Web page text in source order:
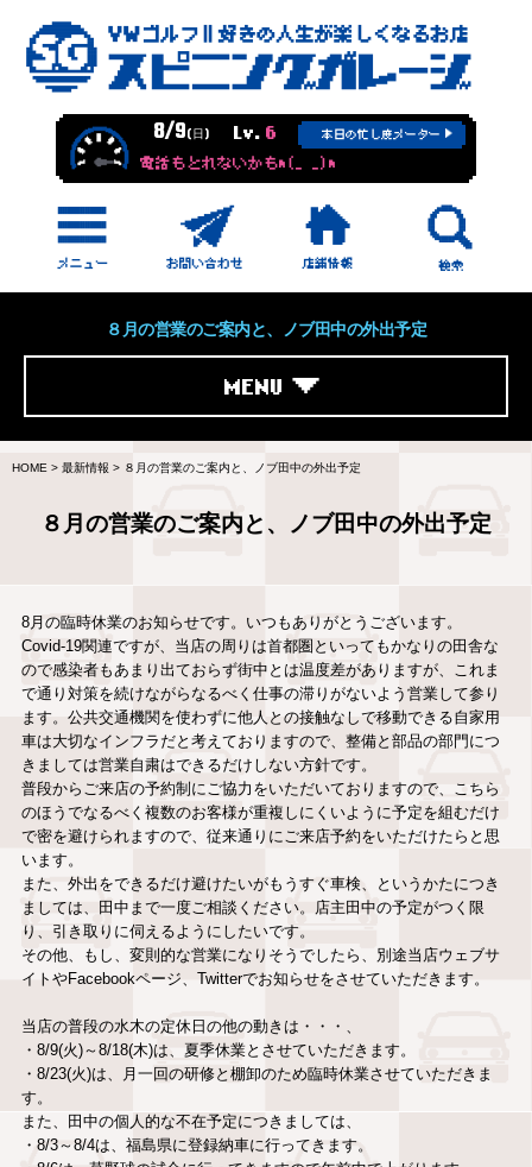
8/9(日) Lv. 6 本日の忙し度メーター
電話もとれないかもm(_ _)m
８月の営業のご案内と、ノブ田中の外出予定
MENU
HOME > 最新情報 > ８月の営業のご案内と、ノブ田中の外出予定
８月の営業のご案内と、ノブ田中の外出予定
8月の臨時休業のお知らせです。いつもありがとうございます。
Covid-19関連ですが、当店の周りは首都圏といってもかなりの田舎な
ので感染者もあまり出ておらず街中とは温度差がありますが、これま
で通り対策を続けながらなるべく仕事の滞りがないよう営業して参り
ます。公共交通機関を使わずに他人との接触なしで移動できる自家用
車は大切なインフラだと考えておりますので、整備と部品の部門につ
きましては営業自粛はできるだけしない方針です。
普段からご来店の予約制にご協力をいただいておりますので、こちら
のほうでなるべく複数のお客様が重複しにくいように予定を組むだけ
で密を避けられますので、従来通りにご来店予約をいただけたらと思
います。
また、外出をできるだけ避けたいがもうすぐ車検、というかたにつき
ましては、田中まで一度ご相談ください。店主田中の予定がつく限
り、引き取りに伺えるようにしたいです。
その他、もし、変則的な営業になりそうでしたら、別途当店ウェブサ
イトやFacebookページ、Twitterでお知らせをさせていただきます。
当店の普段の水木の定休日の他の動きは・・・、
・8/9(火)～8/18(木)は、夏季休業とさせていただきます。
・8/23(火)は、月一回の研修と棚卸のため臨時休業させていただきま
す。
また、田中の個人的な不在予定につきましては、
・8/3～8/4は、福島県に登録納車に行ってきます。